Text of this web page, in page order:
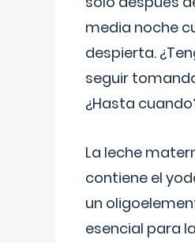
media noche
despierta.
seguir
¿Hasta
La leche
contiene el
un
esencial para